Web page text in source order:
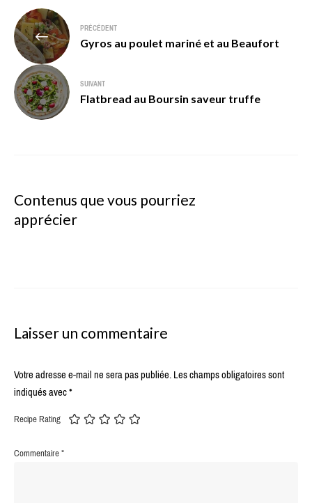
Navigation
de
l’article
PRÉCÉDENT
Gyros au poulet mariné et au Beaufort
SUIVANT
Flatbread au Boursin saveur truffe
Contenus que vous pourriez
apprécier
Laisser un commentaire
Votre adresse e-mail ne sera pas publiée.Les champs obligatoires sont
indiqués avec*
Recipe Rating
Commentaire*